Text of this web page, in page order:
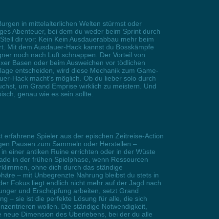
in mittelalterlichen Welten stürmst oder
Abenteuer, bei dem du weder beim Sprint durch
dir vor: Kein Kein Ausdauerabbau mehr beim
Mit dem Ausdauer-Hack kannst du Bosskämpfe
noch nach Luft schnappen. Der Vorteil von
Basen oder beim Ausweichen vor tödlichen
entscheiden, wird diese Mechanik zum Game-
Hack macht’s möglich. Ob du lieber solo durch
um Grand Emprise wirklich zu meistern. Und
genau wie es sein sollte.
Spieler aus der epischen Zeitreise-Action
Pausen zum Sammeln oder Herstellen –
einer antiken Ruine errichten oder in der Wüste
in der frühen Spielphase, wenn Ressourcen
ohne dich durch das ständige
– mit Unbegrenzte Nahrung bleibst du stets in
Fokus liegt endlich nicht mehr auf der Jagd nach
und Erschöpfung arbeiten, setzt Grand
– sie ist die perfekte Lösung für alle, die sich
wollen. Die ständige Notwendigkeit,
Dimension des Überlebens, bei der du alle